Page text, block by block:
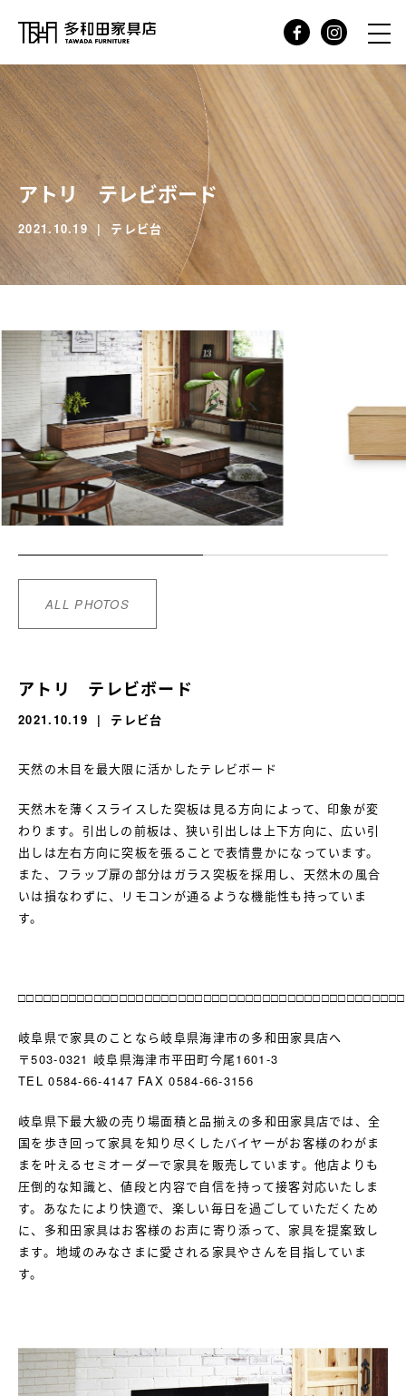
アトリ テレビボード
2021.10.19 テレビ台
ALL PHOTOS
アトリ テレビボード
2021.10.19 テレビ台
天然の木目を最大限に活かしたテレビボード
天然木を薄くスライスした突板は見る方向によって、印象が変
わります。引出しの前板は、狭い引出しは上下方向に、広い引
出しは左右方向に突板を張ることで表情豊かになっています。
また、フラップ扉の部分はガラス突板を採用し、天然木の風合
いは損なわずに、リモコンが通るような機能性も持っていま
す。
岐阜県で家具のことなら岐阜県海津市の多和田家具店へ
〒503-0321 岐阜県海津市平田町今尾1601-3
TEL 0584-66-4147 FAX 0584-66-3156
岐阜県下最大級の売り場面積と品揃えの多和田家具店では、全
国を歩き回って家具を知り尽くしたバイヤーがお客様のわがま
まを叶えるセミオーダーで家具を販売しています。他店よりも
圧倒的な知識と、値段と内容で自信を持って接客対応いたしま
す。あなたにより快適で、楽しい毎日を過ごしていただくため
に、多和田家具はお客様のお声に寄り添って、家具を提案致し
ます。地域のみなさまに愛される家具やさんを目指していま
す。